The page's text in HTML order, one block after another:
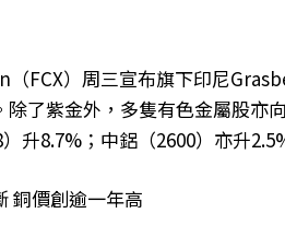
FCX）周三宣布旗下印尼
了紫金外，多隻有色金屬股亦
升8.7%；中鋁（2600）亦升
銅價創逾一年高